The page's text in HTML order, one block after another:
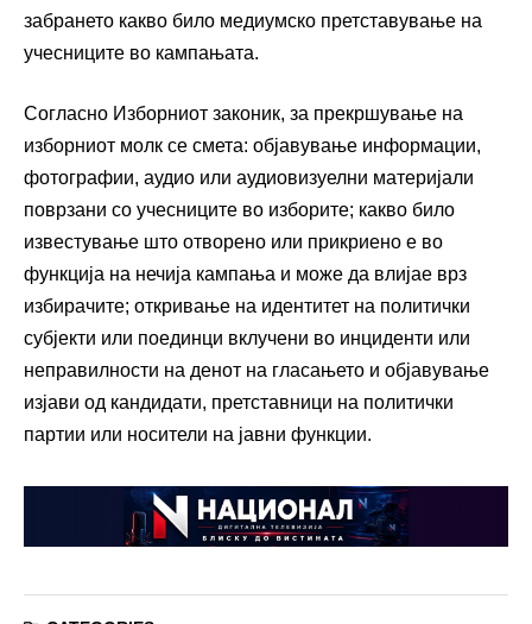
забрането какво било медиумско претставување на
учесниците во кампањата.
Согласно Изборниот законик, за прекршување на
изборниот молк се смета: објавување информации,
фотографии, аудио или аудиовизуелни материјали
поврзани со учесниците во изборите; какво било
известување што отворено или прикриено е во
функција на нечија кампања и може да влијае врз
избирачите; откривање на идентитет на политички
субјекти или поединци вклучени во инциденти или
неправилности на денот на гласањето и објавување
изјави од кандидати, претставници на политички
партии или носители на јавни функции.